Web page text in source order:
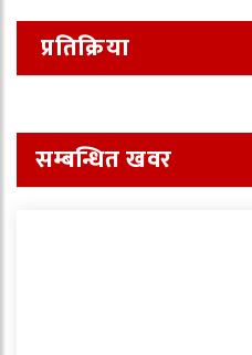
प्रतिक्रिया
सम्बन्धित खवर